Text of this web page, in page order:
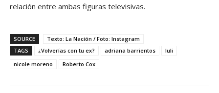
relación entre ambas figuras televisivas.
SOURCE
Texto: La Nación / Foto: Instagram
TAGS
¿Volverías con tu ex? adriana barrientos
luli
nicole moreno
Roberto Cox